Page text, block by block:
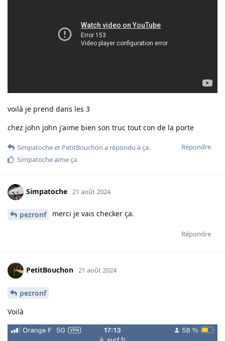
voilà je prend dans les 3
chez john john j'aime bien son truc tout con de la porte
Répondre
Simpatocheet PetitBouchon a répondu à ça.
Simpatocheaime ça.
Simpatoche 21 août 2024
pezronf merci je vais checker ça.
Répondre
PetitBouchon 21 août 2024
pezronf
Voilà